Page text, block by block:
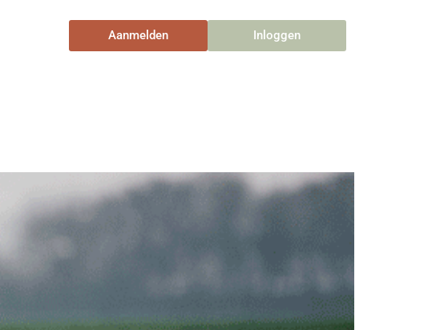
Aanmelden Inloggen